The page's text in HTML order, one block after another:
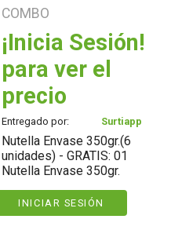
COMBO
¡Inicia Sesión!
para ver el
precio
Entregado por: Surtiapp
Nutella Envase 350gr.(6
unidades) - GRATIS: 01
Nutella Envase 350gr.
INICIAR SESIÓN